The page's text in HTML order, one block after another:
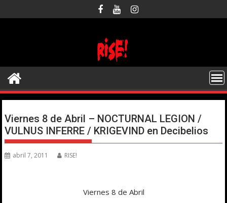
al
Viernes 8 de Abril – NOCTURNAL LEGION /
VULNUS INFERRE / KRIGEVIND en Decibelios
abril 7, 2011 RISE!
Viernes 8 de Abril